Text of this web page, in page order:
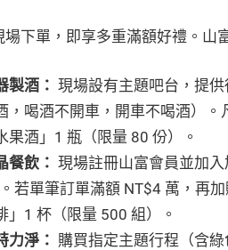
場下單，即享多重滿額好禮。山
製酒： 現場設有主題吧台，提
，喝酒不開車，開車不喝酒）
果酒」1 瓶（限量 80 份）。
餐飲： 現場註冊山富會員並加
若單筆訂單滿額 NT$4 萬，再
」1 杯（限量 500 組）。
力淨： 購買指定主題行程（含